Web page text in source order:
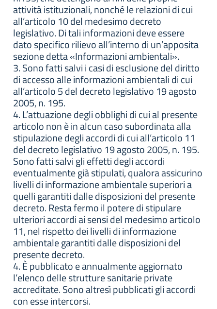
attività istituzionali, nonché le relazioni di cui
all’articolo 10 del medesimo decreto
legislativo. Di tali informazioni deve essere
dato specifico rilievo all’interno di un’apposita
sezione detta «Informazioni ambientali».
3. Sono fatti salvi i casi di esclusione del diritto
di accesso alle informazioni ambientali di cui
all’articolo 5 del decreto legislativo 19 agosto
2005, n. 195.
4. L’attuazione degli obblighi di cui al presente
articolo non è in alcun caso subordinata alla
stipulazione degli accordi di cui all’articolo 11
del decreto legislativo 19 agosto 2005, n. 195.
Sono fatti salvi gli effetti degli accordi
eventualmente già stipulati, qualora assicurino
livelli di informazione ambientale superiori a
quelli garantiti dalle disposizioni del presente
decreto. Resta fermo il potere di stipulare
ulteriori accordi ai sensi del medesimo articolo
11, nel rispetto dei livelli di informazione
ambientale garantiti dalle disposizioni del
presente decreto.
4. È pubblicato e annualmente aggiornato
l’elenco delle strutture sanitarie private
accreditate. Sono altresì pubblicati gli accordi
con esse intercorsi.